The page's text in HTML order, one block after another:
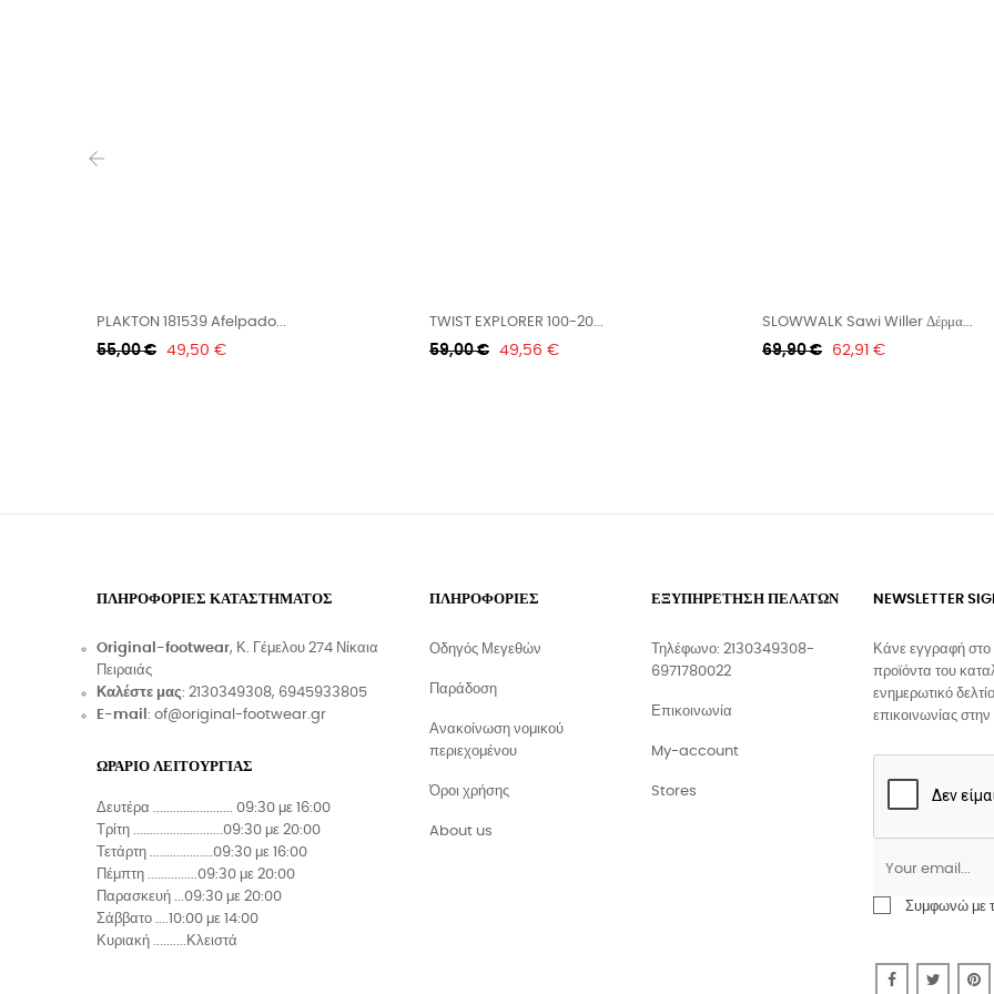
PLAKTON 181539 Afelpado...
Κανονική
55,00 € Τιμή
49,50 €
TWIST EXPLORER 100-20...
Κανονική
59,00 € Τιμή
49,56 €
SLOWWALK Sawi Willer Δέρμα...
Κανονική
69,90 € Τιμή
62,91 €
ΠΛΗΡΟΦΟΡΊΕΣ ΚΑΤΑΣΤΉΜΑΤΟΣ
Original-footwear, Κ. Γέμελου 274 Νίκαια
Πειραιάς
Καλέστε μας: 2130349308, 6945933805
E-mail : of@original-footwear.gr
ΩΡΑΡΙΟ ΛΕΙΤΟΥΡΓΙΑΣ
Δευτέρα ........................ 09:30 με 16:00
Τρίτη ...........................09:30 με 20:00
Τετάρτη ...................09:30 με 16:00
Πέμπτη ...............09:30 με 20:00
Παρασκευή ...09:30 με 20:00
Σάββατο ....10:00 με 14:00
Κυριακή ..........Κλειστά
ΠΛΗΡΟΦΟΡΙΕΣ
Οδηγός Μεγεθών
Παράδοση
Ανακοίνωση νομικού
περιεχομένου
Όροι χρήσης
About us
ΕΞΥΠΗΡΕΤΗΣΗ ΠΕΛΑΤΩΝ
Τηλέφωνο: 2130349308-
6971780022
Επικοινωνία
My-account
Stores
NEWSLETTER
Κάνε εγγραφή στο
προϊόντα του
ενημερωτικό
επικοινωνίας
Συμφωνώ με
Facebook
Twitter